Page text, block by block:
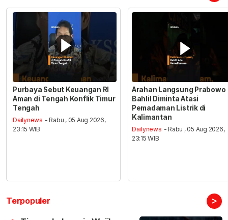
Purbaya Sebut Keuangan RI
Aman di Tengah Konflik Timur
Tengah
Dailynews - Rabu , 05 Aug 2026,
23:15 WIB
Arahan Langsung Prabowo
Bahlil Diminta Atasi
Pemadaman Listrik di
Kalimantan
Dailynews - Rabu , 05 Aug 2026,
23:15 WIB
Terpopuler >